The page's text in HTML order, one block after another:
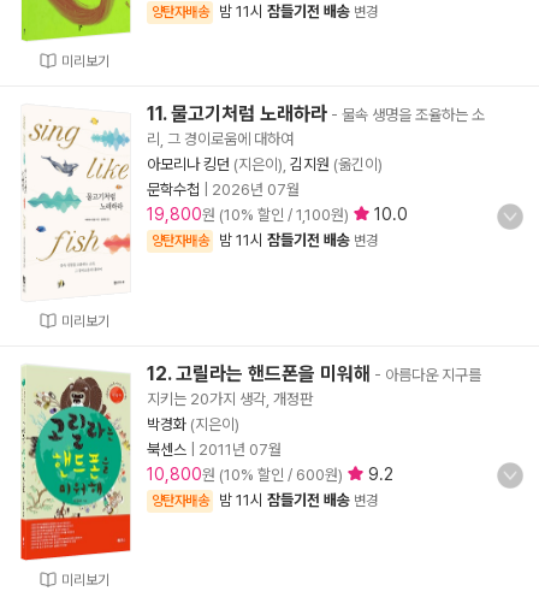
미리보기
양탄자배송 밤 11시 잠들기전 배송 변경
미리보기
11. 물고기처럼 노래하라 - 물속 생명을 조율하는 소
리, 그 경이로움에 대하여
아모리나 킹던 (지은이), 김지원 (옮긴이)
문학수첩
2026년 07월
19,800원 (10% 할인 / 1,100원) 10.0
양탄자배송 밤 11시 잠들기전 배송 변경
미리보기
12. 고릴라는 핸드폰을 미워해 - 아름다운 지구를
지키는 20가지 생각, 개정판
박경화 (지은이)
북센스
2011년 07월
10,800원 (10% 할인 / 600원) 9.2
양탄자배송 밤 11시 잠들기전 배송 변경